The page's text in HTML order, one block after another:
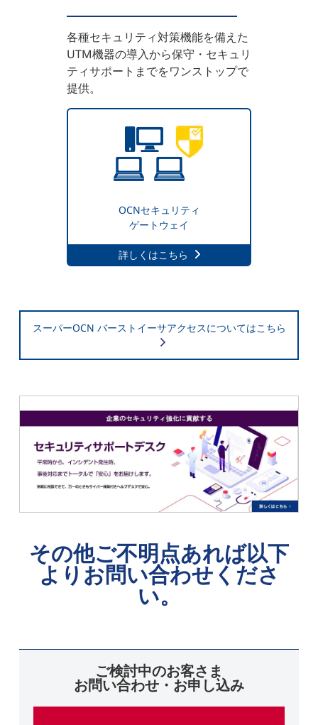
各種セキュリティ対策機能を備えた
UTM機器の導入から保守・セキュリ
ティサポートまでをワンストップで
提供。
OCNセキュリティ
ゲートウェイ
詳しくはこちら
スーパーOCN バーストイーサアクセスについてはこちら
その他ご不明点あれば以下
よりお問い合わせくださ
い。
ご検討中のお客さま
お問い合わせ・お申し込み